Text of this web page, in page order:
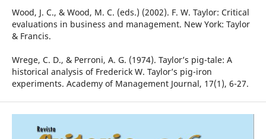
Wood, J. C., & Wood, M. C. (eds.) (2002). F. W. Taylor: Critical
evaluations in business and management. New York: Taylor
& Francis.
Wrege, C. D., & Perroni, A. G. (1974). Taylor’s pig-tale: A
historical analysis of Frederick W. Taylor’s pig-iron
experiments. Academy of Management Journal, 17(1), 6-27.